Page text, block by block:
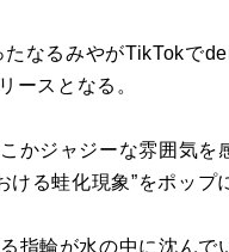
なるみやがTikTokで
ースとなる。
かジャジーな雰囲気を
る蛙化現象”をポップ
指輪が水の中に沈んで